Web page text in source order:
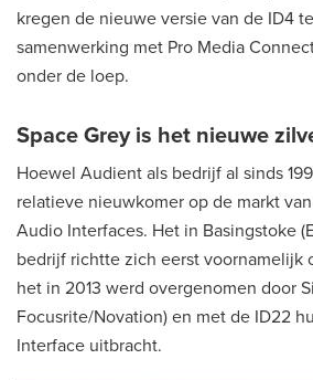
kregen de nieuwe versie van de ID4
samenwerking met Pro Media
onder de loep.
Space Grey is het nieuwe
Hoewel Audient als bedrijf al sinds
relatieve nieuwkomer op de markt
Audio Interfaces. Het in Basingstoke
bedrijf richtte zich eerst voornamelijk
het in 2013 werd overgenomen door
Focusrite/Novation) en met de ID22
Interface uitbracht.